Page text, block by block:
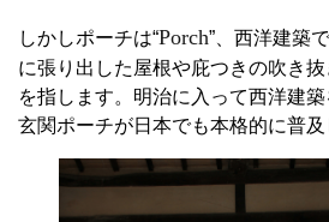
しかしポーチは“Porch”、西洋建築
に張り出した屋根や庇つきの吹き
を指します。明治に入って西洋建築
玄関ポーチが日本でも本格的に普及